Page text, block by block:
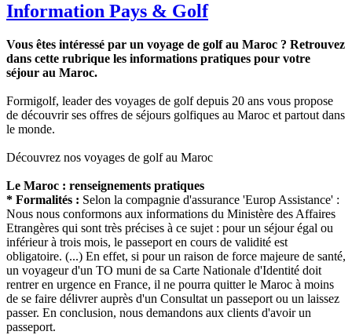
Information Pays & Golf
Vous êtes intéressé par un voyage de golf au Maroc ? Retrouvez
dans cette rubrique les informations pratiques pour votre
séjour au Maroc.
Formigolf, leader des voyages de golf depuis 20 ans vous propose
de découvrir ses offres de séjours golfiques au Maroc et partout dans
le monde.
Découvrez nos voyages de golf au Maroc
Le Maroc : renseignements pratiques
* Formalités : Selon la compagnie d'assurance 'Europ Assistance' :
Nous nous conformons aux informations du Ministère des Affaires
Etrangères qui sont très précises à ce sujet : pour un séjour égal ou
inférieur à trois mois, le passeport en cours de validité est
obligatoire. (...) En effet, si pour un raison de force majeure de santé,
un voyageur d'un TO muni de sa Carte Nationale d'Identité doit
rentrer en urgence en France, il ne pourra quitter le Maroc à moins
de se faire délivrer auprès d'un Consultat un passeport ou un laissez
passer. En conclusion, nous demandons aux clients d'avoir un
passeport.